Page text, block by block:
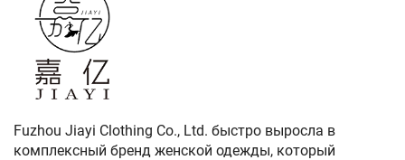
Fuzhou Jiayi Clothing Co., Ltd. быстро выросла в
комплексный бренд женской одежды, который